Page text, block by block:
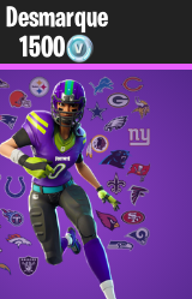
Desmarque
1500